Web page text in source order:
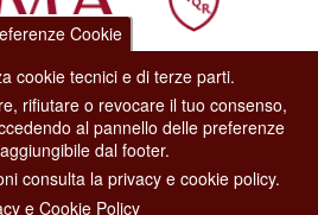
Eventi, Sport, Turismo e Moda.
CENTER TEL. 06 06 08
Cookie
cookie tecnici e di terze parti.
rifiutare o revocare il tuo consenso,
al pannello delle preferenze
dal footer.
consulta la privacy e cookie policy.
e Cookie Policy